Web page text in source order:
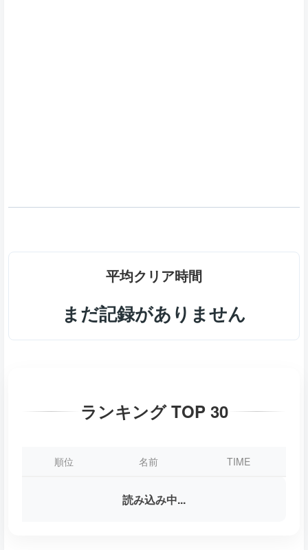
平均クリア時間
まだ記録がありません
ランキング TOP 30
順位 名前 TIME
読み込み中...